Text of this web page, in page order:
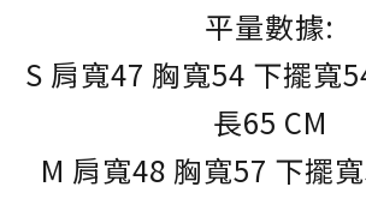
平量數據:
S 肩寬47 胸寬54 下擺寬
長65 CM
M 肩寬48 胸寬57 下擺